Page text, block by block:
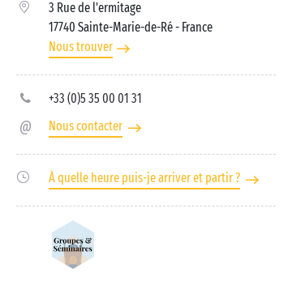
3 Rue de l'ermitage
17740 Sainte-Marie-de-Ré- France
Nous trouver
+33 (0)5 35 00 01 31
Nous contacter
À quelle heure puis-je arriver et partir ?